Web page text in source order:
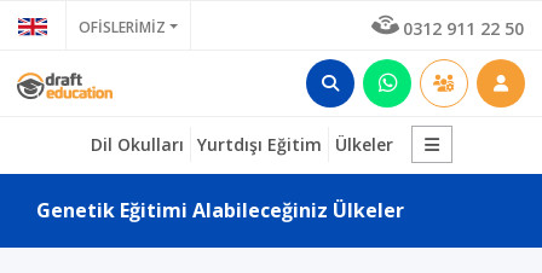
OFİSLERİMİZ 0312 911 22 50
Dil Okulları Yurtdışı Eğitim Ülkeler
Genetik Eğitimi Alabileceğiniz Ülkeler